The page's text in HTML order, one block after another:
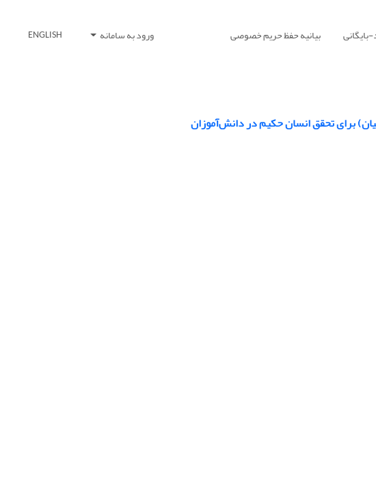
بیانیه حفظ حریم خصوصی ورود به سامانه ENGLISH
برای تحقق انسان حکیم در دانش‌آموزان